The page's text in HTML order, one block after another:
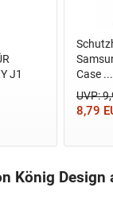
J1
Case ...
UVP:
8,79
König Design